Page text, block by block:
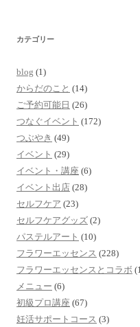
カテゴリー
blog (1)
からだのこと (14)
ご予約可能日 (26)
つなぐイベント (172)
つぶやき (49)
イベント (29)
イベント・講座 (6)
イベント出店 (28)
セルフケア (23)
セルフケアグッズ (2)
パステルアート (10)
フラワーエッセンス (228)
フラワーエッセンスとコラボ
メニュー (6)
初級プロ講座 (67)
妊活サポートコース (3)